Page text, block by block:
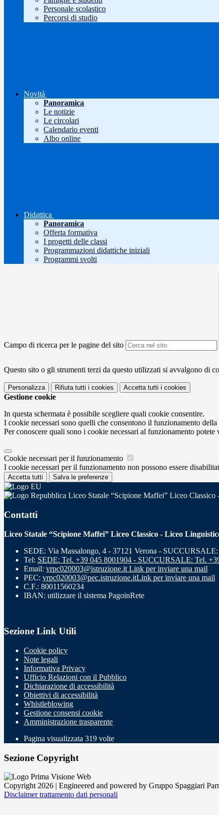
Personale scolastico
Percorsi di studio
Novità
Panoramica
Le notizie
Le circolari
Calendario eventi
Albo online
Didattica
Panoramica
Offerta formativa
I progetti delle classi
Programmazioni didattiche iniziali
Programmi svolti
Campo di ricerca per le pagine del sito
Questo sito o gli strumenti terzi da questo utilizzati si avvalgono di
Personalizza Rifiuta tutti i cookies Accetta tutti i cookies
Gestione cookie
In questa schermata è possibile scegliere quali cookie consentire.
I cookie necessari sono quelli che consentono il funzionamento
Per conoscere quali sono i cookie necessari al funzionamento potete
Cookie necessari per il funzionamento
I cookie necessari per il funzionamento non possono essere
Accetta tutti Salva le preferenze
Liceo Statale “Scipione Maffei” Liceo
Contatti
Liceo Statale “Scipione Maffei” Liceo Classico - Liceo
SEDE: Via Massalongo, 4 - 37121 Verona -
Tel: SEDE: Tel. +39 045 8001904 - SUCCURSALE: Tel.
Email: vrpc020003@istruzione.it Link per inviare una mail
PEC: vrpc020003@pec.istruzione.itLink per inviare una mail
C.F.: 80011560234
IBAN: utilizzare il sistema PagoinRete
Sezione Link Utili
Cookie policy
Note legali
Informativa Privacy
Ufficio Relazioni con il Pubblico
Dichiarazione di accessibilità
Obiettivi di accessibilità
Whistleblowing
Gestione consensi cookie
Amministrazione trasparente
Pagina visualizzata 319 volte
Sezione Copyright
Copyright 2026 | Engineered and powered by Gruppo Spaggiari
Disclaimer trattamento dati personali